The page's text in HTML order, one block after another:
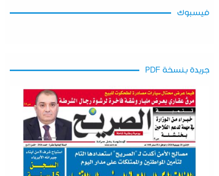
فيسبوك
جريدة بنسخة PDF